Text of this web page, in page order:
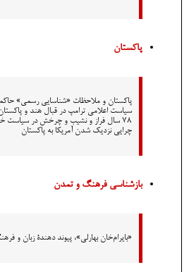
پاکستان
پاکستان و ملاحظات «شناسایی رسمی»
سیاست اعلامی ترامپ در قبال هند و
78 سال فراز و نشیب و چرخش در سیاست خارجی
چرایی نزدیک شدن آمریکا به پاکستان
بازشناسی فرهنگ و تمدن
«بایرام‌خان بهارلی»، پیوند دهندۀ زبان و